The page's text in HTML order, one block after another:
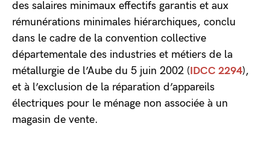
des salaires minimaux effectifs garantis et aux
rémunérations minimales hiérarchiques, conclu
dans le cadre de la convention collective
départementale des industries et métiers de la
métallurgie de l’Aube du 5 juin 2002 (IDCC 2294),
et à l’exclusion de la réparation d’appareils
électriques pour le ménage non associée à un
magasin de vente.